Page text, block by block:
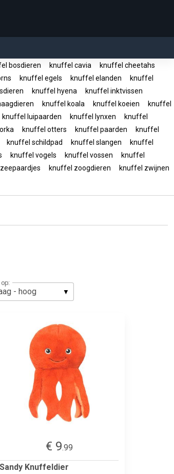
bosdieren knuffel cavia
knuffel cheetahs
knuffel egels knuffel elanden
knuffel
knuffel hyena
knuffel inktvissen
knuffel koala knuffel koeien
knuffel
knuffel luipaarden knuffel lynxen
knuffel
knuffel otters knuffel paarden
knuffel
knuffel schildpad knuffel slangen
knuffel
knuffel vogels knuffel vossen
knuffel
knuffel zoogdieren
knuffel zwijnen
€ 9.99
Sandy Knuffeldier